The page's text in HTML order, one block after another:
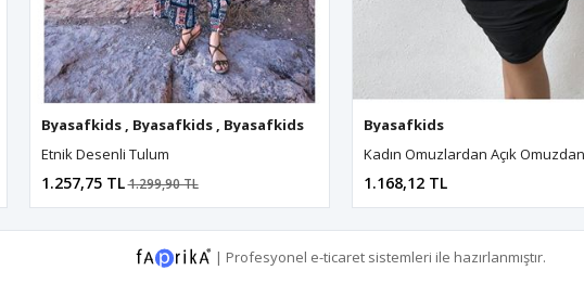
Byasafkids , Byasafkids , Byasafkids , Byasafkids Byasafkids ,
Byasafkids , Byasafkids , Byasafkids Byasafkids, Byasafkids
Etnik Desenli Tulum
1.257,75 TL1.299,90 TL
Byasafkids
1.168,12 TL
| Profesyonel e-ticaret sistemleri ile hazırlanmıştır.